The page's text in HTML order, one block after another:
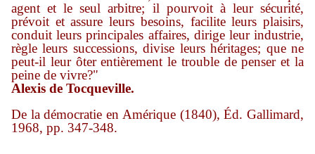
agent et le seul arbitre; il pourvoit à leur sécurité,
prévoit et assure leurs besoins, facilite leurs plaisirs,
conduit leurs principales affaires, dirige leur industrie,
règle leurs successions, divise leurs héritages; que ne
peut-il leur ôter entièrement le trouble de penser et la
peine de vivre?"
Alexis de Tocqueville.
De la démocratie en Amérique (1840), Éd. Gallimard,
1968, pp. 347-348.